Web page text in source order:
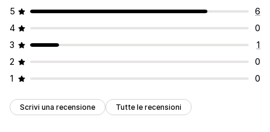
5
6
4
0
3
1
2
0
1
0
Scrivi una recensione Tutte le recensioni